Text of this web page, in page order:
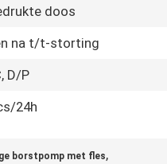
doos
na t/t-storting
D/P
24h
borstpomp met fles,